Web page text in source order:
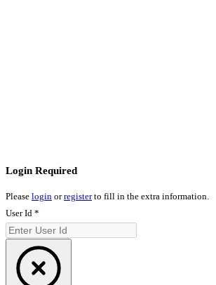
Login Required
Please login orregisterto fill in the extra information.
User Id *